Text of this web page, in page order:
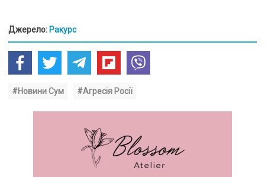
Джерело: Ракурс
#Новини Сум #Агресія Росії